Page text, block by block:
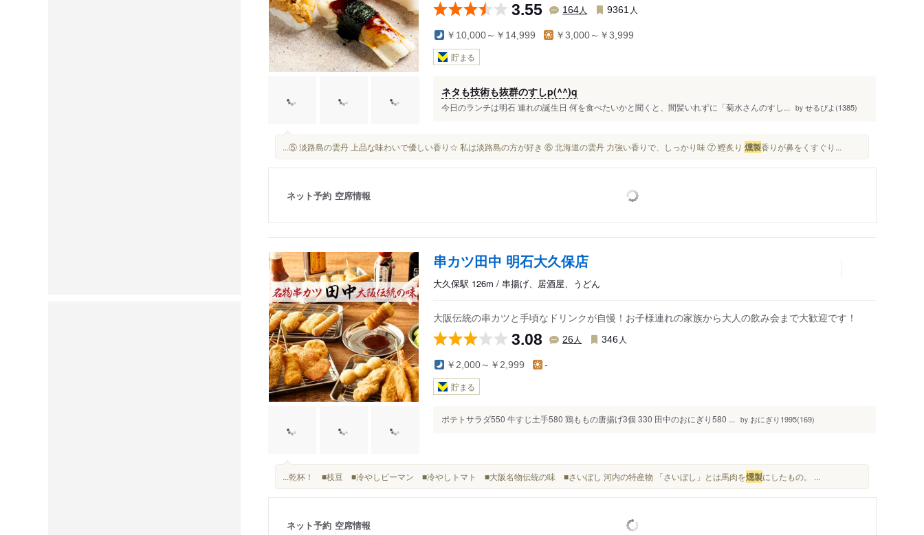
3.55 164人 9361 人
￥10,000～￥14,999 ￥3,000～￥3,999
貯まる
ネタも技術も抜群のすしp(^^)q
今日のランチは明石 連れの誕生日 何を食べたいかと聞くと、間髪いれずに「菊水さんのすし... by せるぴよ(1385)
...⑤ 淡路島の雲丹 上品な味わいで優しい香り☆ 私は淡路島の方が好き ⑥ 北海道の雲丹 力強い香りで、しっかり味 ⑦ 鰹炙り 燻製香りが鼻をくすぐり...
ネット予約 空席情報
串カツ田中 明石大久保店
大久保駅 126m / 串揚げ、居酒屋、うどん
大阪伝統の串カツと手頃なドリンクが自慢！お子様連れの家族から大人の飲み会まで大歓迎です！
3.08 26人 346 人
￥2,000～￥2,999 -
貯まる
ポテトサラダ550 牛すじ土手580 鶏ももの唐揚げ3個 330 田中のおにぎり580 ... by おにぎり1995(169)
...乾杯！ ■枝豆 ■冷やしピーマン ■冷やしトマト ■大阪名物伝統の味 ■さいぼし 河内の特産物 「さいぼし」とは馬肉を燻製にしたもの。 ...
ネット予約 空席情報